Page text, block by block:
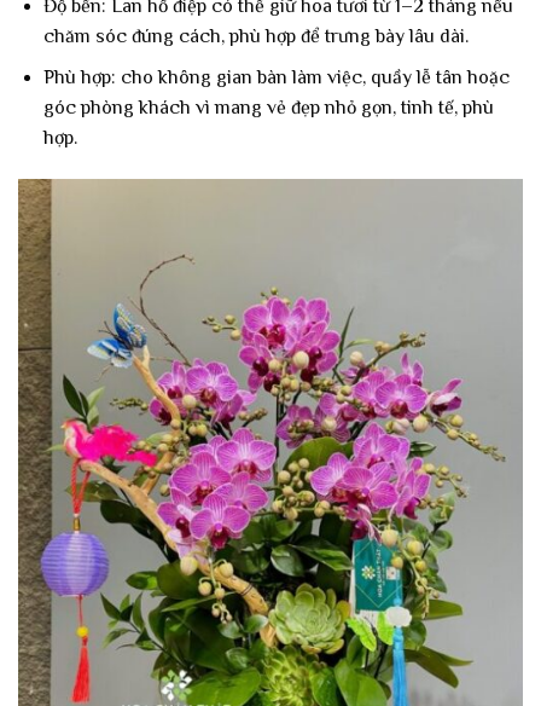
Độ bền: Lan hồ điệp có thể giữ hoa tươi từ 1–2 tháng nếu
chăm sóc đúng cách, phù hợp để trưng bày lâu dài.
Phù hợp: cho không gian bàn làm việc, quầy lễ tân hoặc
góc phòng khách vì mang vẻ đẹp nhỏ gọn, tinh tế, phù
hợp.